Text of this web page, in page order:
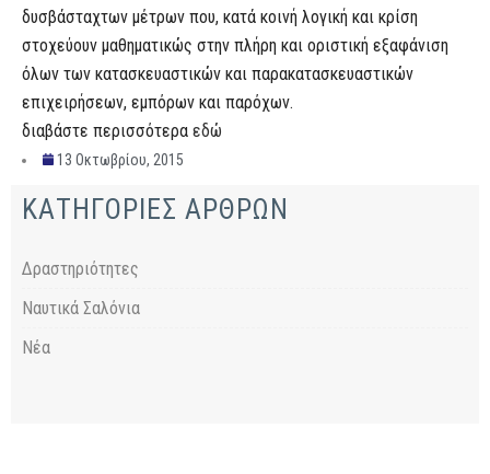
δυσβάσταχτων μέτρων που, κατά κοινή λογική και κρίση
στοχεύουν μαθηματικώς στην πλήρη και οριστική εξαφάνιση
όλων των κατασκευαστικών και παρακατασκευαστικών
επιχειρήσεων, εμπόρων και παρόχων.
διαβάστε περισσότερα εδώ
13 Οκτωβρίου, 2015
ΚΑΤΗΓΟΡΙΕΣ ΑΡΘΡΩΝ
Δραστηριότητες
Ναυτικά Σαλόνια
Νέα